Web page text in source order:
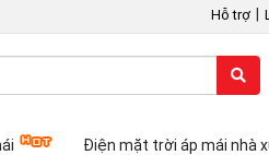
Hỗ trợ
Điện mặt trời áp mái nhà